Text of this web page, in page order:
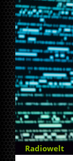
Radiowelt